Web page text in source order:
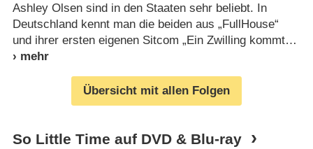
Ashley Olsen sind in den Staaten sehr beliebt. In
Deutschland kennt man die beiden aus „FullHouse“
und ihrer ersten eigenen Sitcom „Ein Zwilling kommt
Übersicht mit allen Folgen
So Little Time auf DVD & Blu-ray